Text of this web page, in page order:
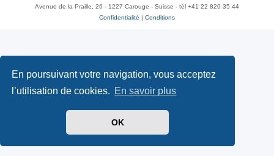
En poursuivant votre navigation, vous acceptez
l’utilisation de cookies. En savoir plus
OK
Avenue de la Praille, 26 - 1227 Carouge - Suisse - tél +41 22 820 35 44
Confidentialité
Conditions